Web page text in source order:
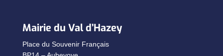
Mairie du Val d’Hazey
Place du Souvenir Français